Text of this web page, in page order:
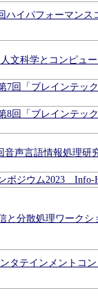
回ハイパフォーマン
人文科学とコンピュ
7回「ブレインテッ
8回「ブレインテッ
音声言語情報処理研
ポジウム2023 Info-
と分散処理ワークシ
ンタテインメントコ